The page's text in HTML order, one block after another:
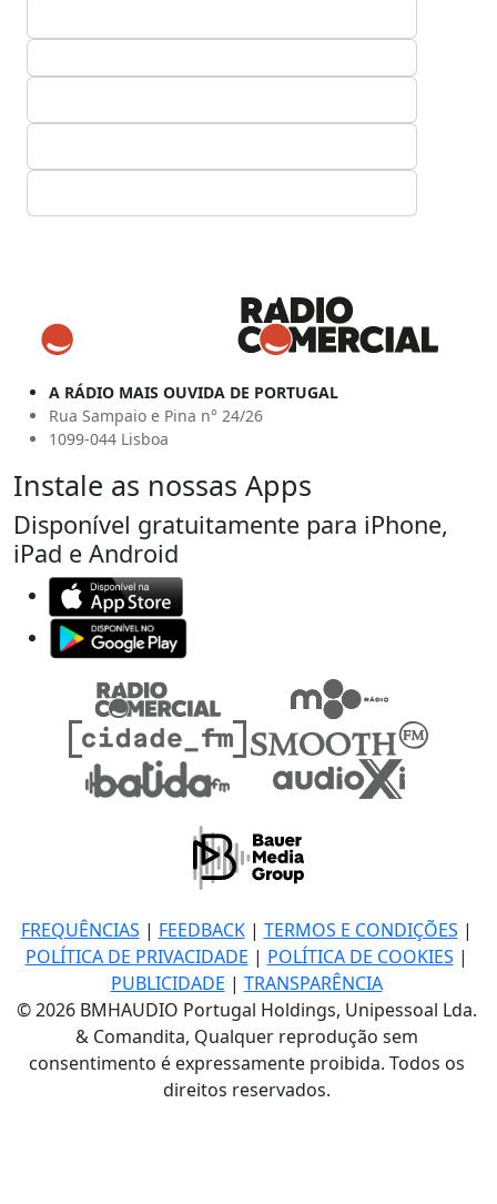
A RÁDIO MAIS OUVIDA DE PORTUGAL
Rua Sampaio e Pina n° 24/26
1099-044 Lisboa
Instale as nossas Apps
Disponível gratuitamente para iPhone,
iPad e Android
FREQUÊNCIAS | FEEDBACK| TERMOS E CONDIÇÕES |
POLÍTICA DE PRIVACIDADE | POLÍTICA DE COOKIES |
PUBLICIDADE | TRANSPARÊNCIA
© 2026 BMHAUDIO Portugal Holdings, Unipessoal Lda.
& Comandita, Qualquer reprodução sem
consentimento é expressamente proibida. Todos os
direitos reservados.